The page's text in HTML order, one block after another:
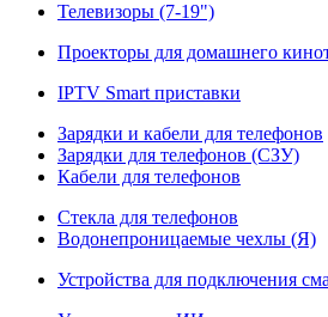
Телевизоры (7-19")
Проекторы для домашнего
IPTV Smart приставки
Зарядки и кабели для телефонов
Зарядки для телефонов (СЗУ)
Кабели для телефонов
Стекла для телефонов
Водонепроницаемые чехлы (Я)
Устройства для подключения